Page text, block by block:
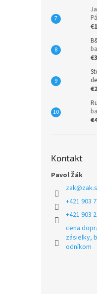
€2
Kontakt
Pavol Žák
zak@
+421 903
+421 903
cena
zásielky,
odníkom